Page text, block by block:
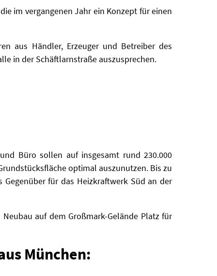
im vergangenen Jahr ein Konzept für einen
aus Händler, Erzeuger und Betreiber des
in derSchäftlarnstraße auszusprechen.
Büro sollen auf insgesamt rund 230.000
optimal auszunutzen. Bis zu
für das Heizkraftwerk Süd an der
auf dem Großmark-Gelände Platz für
München: